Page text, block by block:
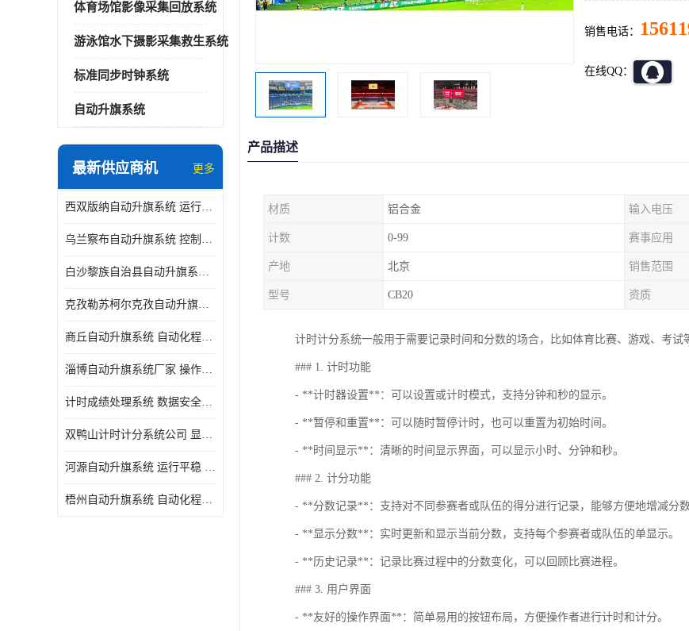
体育场馆影像采集回放系统
游泳馆水下摄影采集救生系统
标准同步时钟系统
自动升旗系统
最新供应商机 更多
西双版纳自动升旗系统 运行平稳 功能强大
乌兰察布自动升旗系统 控制灵活 设计简单 灵活 提高工作效率
白沙黎族自治县自动升旗系统 操作简单 提高工作效率 安装简单
克孜勒苏柯尔克孜自动升旗系统 运行平稳 安装简单
商丘自动升旗系统 自动化程度高 提高工作效率
淄博自动升旗系统厂家 操作简单 提高工作效率
计时成绩处理系统 数据安全稳定准确 提升场馆形象 操作简便
双鸭山计时计分系统公司 显示效果好 提升场馆形象
河源自动升旗系统 运行平稳 设计简单 灵活
梧州自动升旗系统 自动化程度高 性价比高
销售电话：
在线QQ：
产品描述
材质 铝合金 输入电压
计数 0-99 赛事应用
产地 北京 销售范围
型号 CB20 资质
计时计分系统一般用于需要记录时间和分数的场合，比如体育比赛、游戏、考试
### 1. 计时功能
- **计时器设置**：可以设置或计时模式，支持分钟和秒的显示。
- **暂停和重置**：可以随时暂停计时，也可以重置为初始时间。
- **时间显示**：清晰的时间显示界面，可以显示小时、分钟和秒。
### 2. 计分功能
- **分数记录**：支持对不同参赛者或队伍的得分进行记录，能够方便地增减分数
- **显示分数**：实时更新和显示当前分数，支持每个参赛者或队伍的单显示。
- **历史记录**：记录比赛过程中的分数变化，可以回顾比赛进程。
### 3. 用户界面
- **友好的操作界面**：简单易用的按钮布局，方便操作者进行计时和计分。